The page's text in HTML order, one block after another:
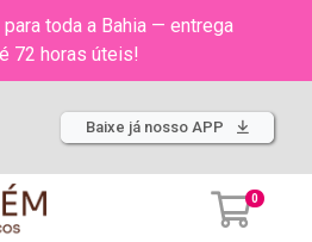
toda a Bahia — entrega
72 horas úteis!
Baixe já nosso APP
0